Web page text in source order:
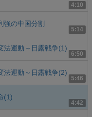
4:10
5:14
の中国分割
6:50
法運動～日露戦争(1)
5:46
法運動～日露戦争(2)
4:42
(1)